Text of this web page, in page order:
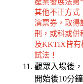
產業發展法第
其他不正方式
演票券，取得
刑，或科或併
及KKTIX皆有
試法！
觀眾入場後
開始後10分